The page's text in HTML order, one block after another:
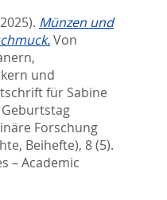
Münzen und
Von
und
für Sabine
Forschung
Beihefte), 8 (5).
– Academic